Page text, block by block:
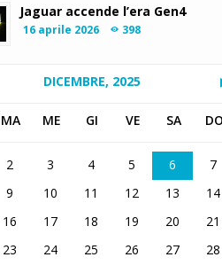
Jaguar accende l’era Gen4
16 aprile 2026 398
DICEMBRE, 2025
MA ME GI VE SA DO
2 3 4 5 6
7
9 10 11 12 13
14
16 17 18 19 20
21
23 24 25 26 27
28